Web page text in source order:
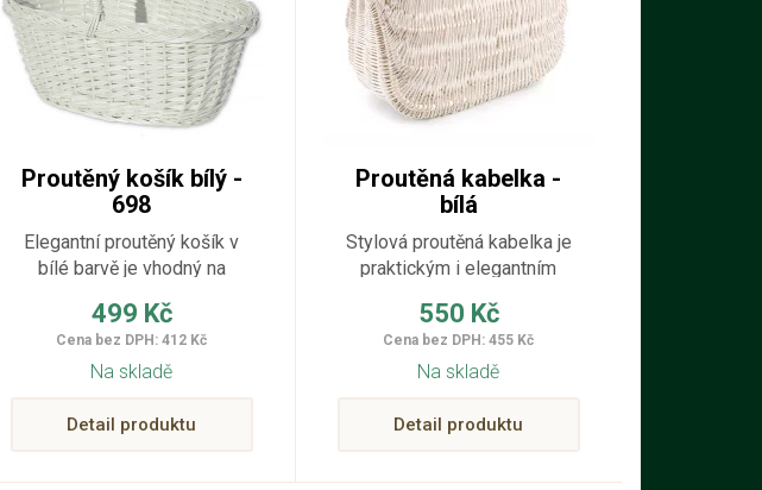
Proutěný košík bílý -
698
Elegantní proutěný košík v
bílé barvě je vhodný na
kvalitně vypletený, perfektně
drží tvar a potraviny v něm
nošené zůstávají
nepomačkané. Tento košík je
velmi elegantním doplňkem,
vyrobeným jen z ryze
přírodního proutí.
499 Kč
Cena bez DPH: 412 Kč
Na skladě
Detail produktu
Proutěná kabelka -
bílá
Stylová proutěná kabelka je
praktickým i elegantním
použití - malá: 15 x 34 cm;
velká: 20 x 42 cm
550 Kč
Cena bez DPH: 455 Kč
Na skladě
Detail produktu